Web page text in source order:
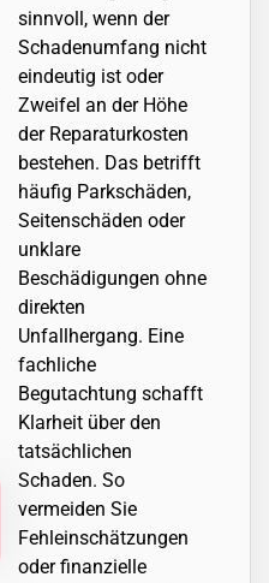
sinnvoll, wenn der
Schadenumfang nicht
eindeutig ist oder
Zweifel an der Höhe
der Reparaturkosten
bestehen. Das betrifft
häufig Parkschäden,
Seitenschäden oder
unklare
Beschädigungen ohne
direkten
Unfallhergang. Eine
fachliche
Begutachtung schafft
Klarheit über den
tatsächlichen
Schaden. So
vermeiden Sie
Fehleinschätzungen
oder finanzielle